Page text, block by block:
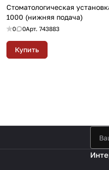
Стоматологическая
1000 (нижняя подача)
0 0Арт.743883
Купить